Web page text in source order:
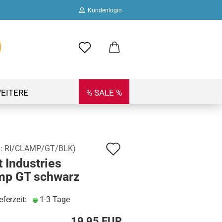
Kundenlogin
erstellen
vergessen?
% SALE %
RI/CLAMP/GT/BLK)
Industries
GT schwarz
1-3 Tage